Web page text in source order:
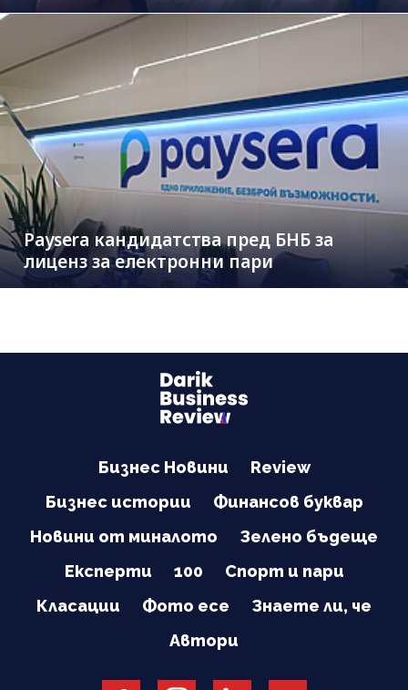
Paysera кандидатства пред БНБ за
лиценз за електронни пари
Бизнес Новини
Review
Бизнес истории
Финансов буквар
Новини от миналото
Зелено бъдеще
Експерти
100
Спорт и пари
Класации
Фото есе
Знаете ли, че
Автори